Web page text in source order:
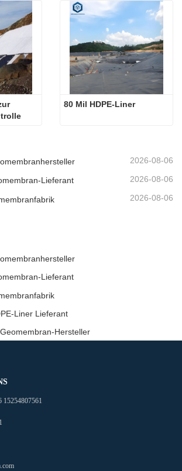
80 Mil HDPE-Liner
2026-08-06
Lieferant 2026-08-06
2026-08-06
Lieferant
Liner Lieferant
Hersteller
15254807561